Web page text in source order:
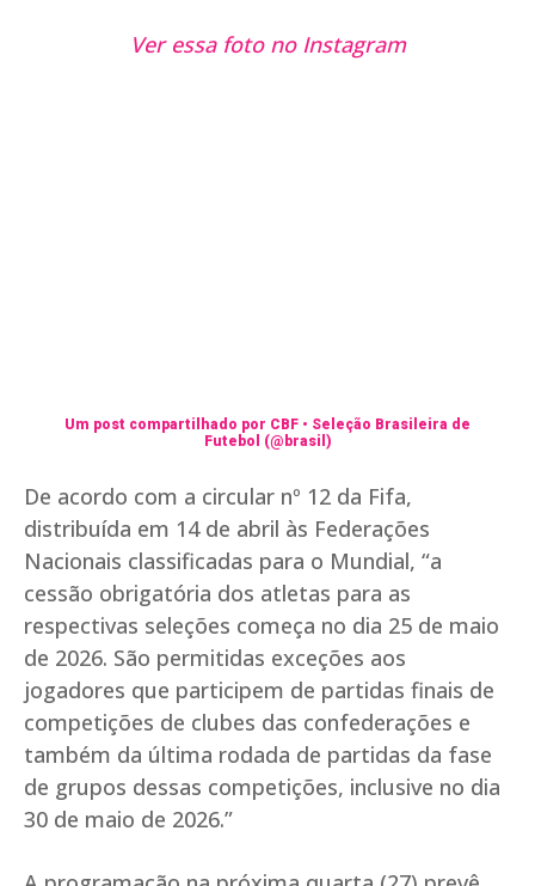
Ver essa foto no Instagram
Um post compartilhado por CBF • Seleção Brasileira de
Futebol (@brasil)
De acordo com a circular nº 12 da Fifa,
distribuída em 14 de abril às Federações
Nacionais classificadas para o Mundial, “a
cessão obrigatória dos atletas para as
respectivas seleções começa no dia 25 de maio
de 2026. São permitidas exceções aos
jogadores que participem de partidas finais de
competições de clubes das confederações e
também da última rodada de partidas da fase
de grupos dessas competições, inclusive no dia
30 de maio de 2026.”